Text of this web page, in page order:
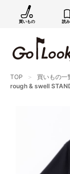
買いもの 読
TOP 買いもの一
rough & swell
GO/
新商品
忘れ通知
店長ジャック